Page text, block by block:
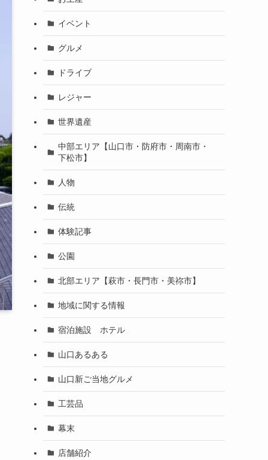
イベント
グルメ
ドライブ
レジャー
世界遺産
中部エリア【山口市・防府市・周南市・
下松市】
人物
伝統
体験記事
公園
北部エリア【萩市・長門市・美祢市】
地域に関する情報
宿泊施設 ホテル
山口あるある
山口新ご当地グルメ
工芸品
幕末
店舗紹介